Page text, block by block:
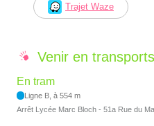
Trajet Waze
Venir en
En tram
Ligne B, à 554 m
Arrêt Lycée Marc Bloch - 51a Rue du